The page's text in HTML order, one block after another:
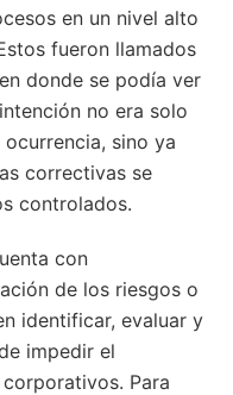
en un nivel alto
fueron llamados
donde se podía ver
no era solo
sino ya
correctivas se
controlados.
con
de los riesgos o
identificar, evaluar y
impedir el
Para